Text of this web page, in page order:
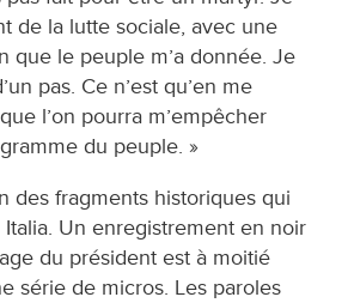
de la lutte sociale, avec une
que le peuple m’a donnée. Je
pas. Ce n’est qu’en me
l’on pourra m’empêcher
du peuple. »
des fragments historiques qui
Un enregistrement en noir
du président est à moitié
série de micros. Les paroles